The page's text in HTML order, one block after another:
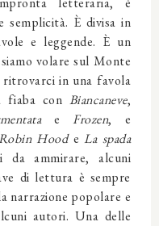
semplicità. È divisa in
e leggende. È un
volare sul Monte
in una favola
fiaba con Biancaneve,
eFrozen, e
HoodeLa spada
ammirare, alcuni
di lettura è sempre
narrazione popolare e
autori. Una delle